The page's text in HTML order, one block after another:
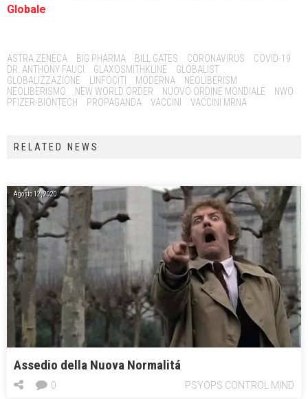
Globale
Tags:
ASTRA ZENECA BIG PHARMA BILL GATES CORONAVIRUS
COVID-19
DR. ANTHONY FAUCI
GLAXOSMITHKLINE
GLOBALIST
GLOBALIZZAZIONE
LINFOCITI MODERNA
NEOLIBERISM
NEOLIBERISMO
NEW WORLD ORDER NUOVO ORDINE MONDIALE
NWO
PFIZER-BIONTECH
PROPAGANDA VACCINI VACCINI MRNA
RELATED NEWS
Agosto 12, 2020
Assedio della Nuova Normalitá
PSYOPS CONTROL MIND
0